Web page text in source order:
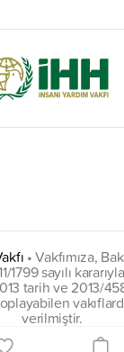
•Vakfımıza,
1799 sayılı
tarih ve 2013/
verilmiştir.